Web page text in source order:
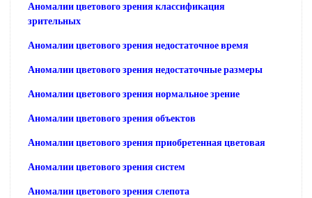
Аномалии цветового зрения классификация
зрительных
Аномалии цветового зрения недостаточное время
Аномалии цветового зрения недостаточные размеры
Аномалии цветового зрения нормальное зрение
Аномалии цветового зрения объектов
Аномалии цветового зрения приобретенная цветовая
Аномалии цветового зрения систем
Аномалии цветового зрения слепота